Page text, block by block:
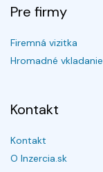
Pre firmy
Firemná vizitka
Hromadné
Kontakt
Kontakt
O Inzercia.sk